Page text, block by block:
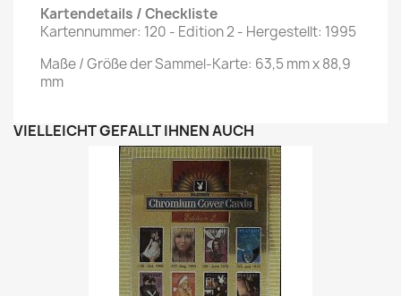
Kartendetails / Checkliste
Kartennummer: 120 - Edition 2 - Hergestellt: 1995
Maße / Größe der Sammel-Karte: 63,5 mm x 88,9
mm
VIELLEICHT GEFÄLLT IHNEN AUCH